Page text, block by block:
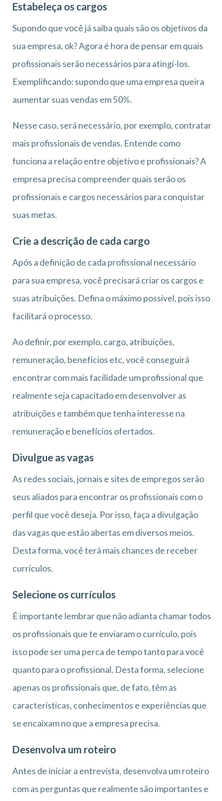
Estabeleça os cargos
Supondo que você já saiba quais são os objetivos da
sua empresa, ok? Agora é hora de pensar em quais
profissionais serão necessários para atingi-los.
Exemplificando: supondo que uma empresa queira
aumentar suas vendas em 50%.
Nesse caso, será necessário, por exemplo, contratar
mais profissionais de vendas. Entende como
funciona a relação entre objetivo e profissionais? A
empresa precisa compreender quais serão os
profissionais e cargos necessários para conquistar
suas metas.
Crie a descrição de cada cargo
Após a definição de cada profissional necessário
para sua empresa, você precisará criar os cargos e
suas atribuições. Defina o máximo possível, pois isso
facilitará o processo.
Ao definir, por exemplo, cargo, atribuições,
remuneração, benefícios etc, você conseguirá
encontrar com mais facilidade um profissional que
realmente seja capacitado em desenvolver as
atribuições e também que tenha interesse na
remuneração e benefícios ofertados.
Divulgue as vagas
As redes sociais, jornais e sites de empregos serão
seus aliados para encontrar os profissionais com o
perfil que você deseja. Por isso, faça a divulgação
das vagas que estão abertas em diversos meios.
Desta forma, você terá mais chances de receber
currículos.
Selecione os currículos
É importante lembrar que não adianta chamar todos
os profissionais que te enviaram o currículo, pois
isso pode ser uma perca de tempo tanto para você
quanto para o profissional. Desta forma, selecione
apenas os profissionais que, de fato, têm as
características, conhecimentos e experiências que
se encaixam no que a empresa precisa.
Desenvolva um roteiro
Antes de iniciar a entrevista, desenvolva um roteiro
com as perguntas que realmente são importantes e